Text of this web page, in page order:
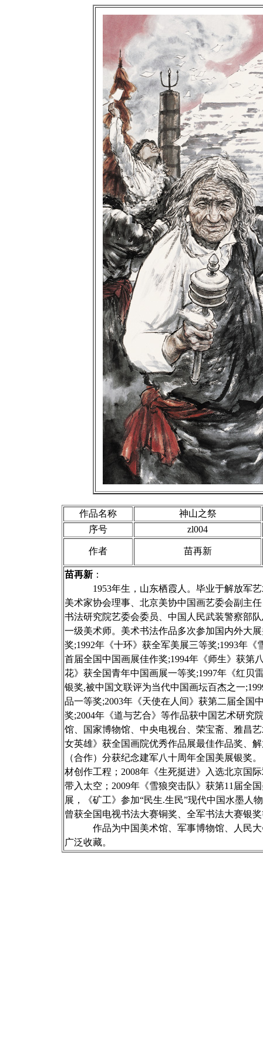
作品名称
神山之祭
序号
zl004
作者 苗再新
苗再新 ：
1953年生，山东栖霞人。毕业于解放军艺
美术家协会理事、北京美协中国画艺委会副主
书法研究院艺委会委员、中国人民武装警察部
一级美术师。美术书法作品多次参加国内外大
奖;1992年《十环》获全军美展三等奖;1993年
首届全国中国画展佳作奖;1994年《师生》获第
花》获全国青年中国画展一等奖;1997年《红贝
银奖,被中国文联评为当代中国画坛百杰之一
品一等奖;2003年《天使在人间》获第二届全国
奖;2004年《道与艺合》等作品获中国艺术研究
馆、国家博物馆、中央电视台、荣宝斋、雅昌
女英雄》获全国画院优秀作品展最佳作品奖、
（合作）分获纪念建军八十周年全国美展银奖
材创作工程；2008年《生死挺进》入选北京国
带入太空；2009年《雪狼突击队》获第11届全
展，《矿工》参加“民生.生民”现代中国水墨人
曾获全国电视书法大赛铜奖、全军书法大赛银
作品为中国美术馆、军事博物馆、人民大
广泛收藏。